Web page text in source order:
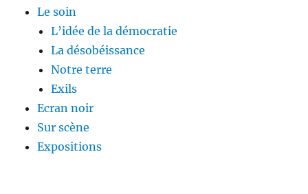
Le soin
L’idée de la démocratie
La désobéissance
Notre terre
Exils
Ecran noir
Sur scène
Expositions